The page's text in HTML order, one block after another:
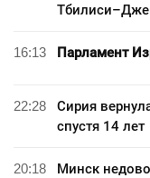
16:13 Парламент
22:28
Сирия
спустя 14 лет
20:18 Минск